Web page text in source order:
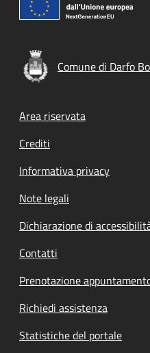
Comune di Darfo
Footer menu
Area riservata
Crediti
Informativa privacy
Note legali
Dichiarazione di
Contatti
Prenotazione
Richiedi assistenza
Statistiche del portale